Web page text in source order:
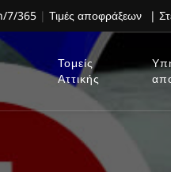
7/365 | Τιμές αποφράξεων |
Τομείς
Αττικής